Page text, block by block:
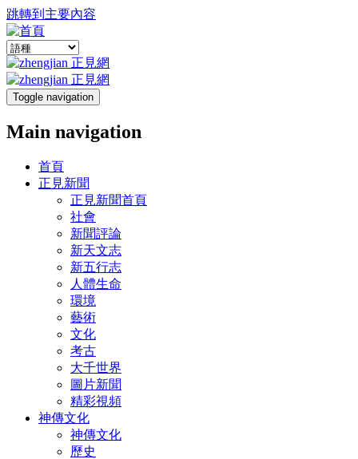
跳轉到主要內容
Toggle navigation
Main navigation
首頁
正見新聞
正見新聞首頁
社會
新聞評論
新天文志
新五行志
人體生命
環境
藝術
文化
考古
大千世界
圖片新聞
精彩視頻
神傳文化
神傳文化
歷史